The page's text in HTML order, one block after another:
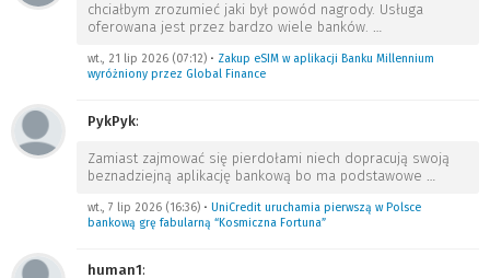
chciałbym zrozumieć jaki był powód nagrody. Usługa
oferowana jest przez bardzo wiele banków. …
wt., 21 lip 2026 (07:12) • Zakup eSIM w aplikacji Banku Millennium
wyróżniony przez Global Finance
PykPyk:
Zamiast zajmować się pierdołami niech dopracują swoją
beznadziejną aplikację bankową bo ma podstawowe …
wt., 7 lip 2026 (16:36) • UniCredit uruchamia pierwszą w Polsce
bankową grę fabularną “Kosmiczna Fortuna”
human1: